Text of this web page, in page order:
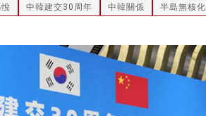
中韓建交30周年 中韓關係
半島無核化